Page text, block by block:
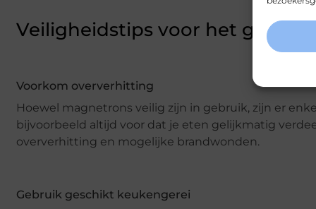
Veiligheidstips voor het
Voorkom oververhitting
Hoewel magnetrons veilig zijn in gebruik, zijn er
bijvoorbeeld altijd voor dat je eten gelijkmatig
oververhitting en mogelijke brandwonden.
Gebruik geschikt keukengerei